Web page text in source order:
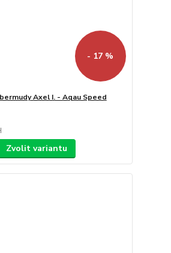
- 17 %
Axel I. - Aqau Speed
Zvolit variantu